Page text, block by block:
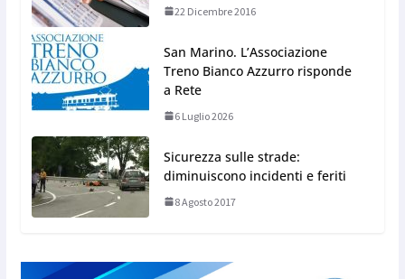
22 Dicembre 2016
San Marino. L’Associazione
Treno Bianco Azzurro risponde
a Rete
6 Luglio 2026
Sicurezza sulle strade:
diminuiscono incidenti e feriti
8 Agosto 2017